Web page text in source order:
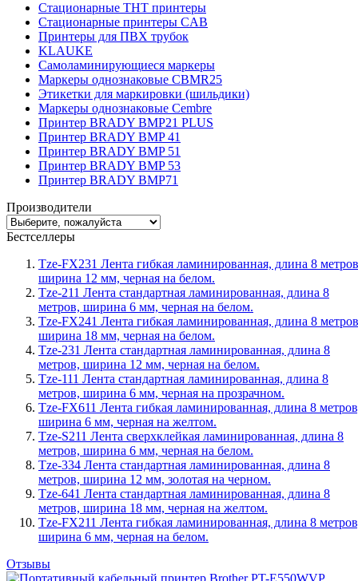
Стационарные THT принтеры
Стационарные принтеры CAB
Принтеры для ПВХ трубок
KLAUKE
Самоламинирующиеся маркеры
Маркеры однознаковые CBMR25
Этикетки для маркировки (шильдики)
Маркеры однознаковые Cembre
Принтер BRADY BMP21 PLUS
Принтер BRADY BMP 41
Принтер BRADY BMP 51
Принтер BRADY BMP 53
Принтер BRADY BMP71
Производители
Бестселлеры
Tze-FX231 Лента гибкая ламинированная, длина 8
ширина 12 мм, черная на белом.
Tze-211 Лента стандартная ламинированная, длина 8
метров, ширина 6 мм, черная на белом.
Tze-FX241 Лента гибкая ламинированная, длина 8
ширина 18 мм, черная на белом.
Tze-231 Лента стандартная ламинированная, длина 8
метров, ширина 12 мм, черная на белом.
Tze-111 Лента стандартная ламинированная, длина 8
метров, ширина 6 мм, черная на прозрачном.
Tze-FX611 Лента гибкая ламинированная, длина 8
ширина 6 мм, черная на желтом.
Tze-S211 Лента сверхклейкая ламинированная, длина 8
метров, ширина 6 мм, черная на белом.
Tze-334 Лента стандартная ламинированная, длина 8
метров, ширина 12 мм, золотая на черном.
Tze-641 Лента стандартная ламинированная, длина 8
метров, ширина 18 мм, черная на желтом.
Tze-FX211 Лента гибкая ламинированная, длина 8
ширина 6 мм, черная на белом.
Отзывы